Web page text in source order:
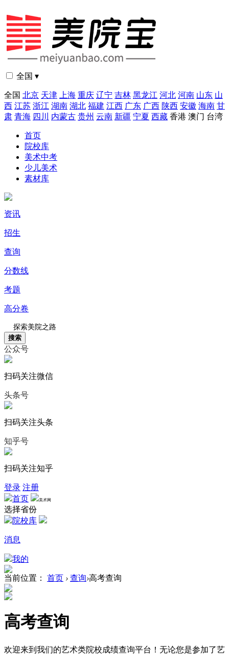
全国 ▾
全国 北京 天津 上海 重庆 辽宁 吉林 黑龙江 河北 河南 山东 山
西 江苏 浙江 湖南 湖北 福建 江西 广东 广西 陕西 安徽 海南 甘
肃 青海 四川 内蒙古 贵州 云南 新疆 宁夏 西藏 香港 澳门 台湾
首页
院校库
美术中考
少儿美术
素材库
资讯
招生
查询
分数线
考题
高分卷
搜索
公众号
扫码关注微信
头条号
扫码关注头条
知乎号
扫码关注知乎
登录 注册
首页
美术网
选择省份
院校库
消息
我的
当前位置： 首页 › 查询›高考查询
高考查询
欢迎来到我们的艺术类院校成绩查询平台！无论您是参加了艺